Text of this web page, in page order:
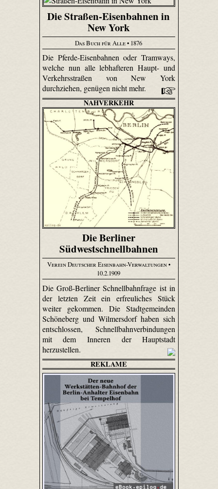
Die Straßen-Eisenbahnen in
New York
Das Buch für Alle• 1876
Die Pferde-Eisenbahnen oder Tramways,
welche nun alle lebhafteren Haupt- und
Verkehrsstraßen von New York
durchziehen, genügen nicht mehr.
NAHVERKEHR
Die Berliner
Südwestschnellbahnen
Verein Deutscher Eisenbahn-Verwaltungen•
10.2.1909
Die Groß-Berliner Schnellbahnfrage ist in
der letzten Zeit ein erfreuliches Stück
weiter gekommen. Die Stadtgemeinden
Schöneberg und Wilmersdorf haben sich
entschlossen, Schnellbahnverbindungen
mit dem Inneren der Hauptstadt
herzustellen.
REKLAME